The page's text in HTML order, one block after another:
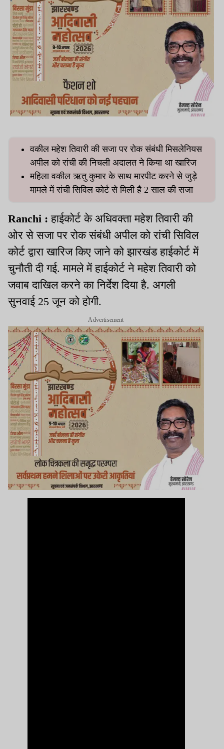
वकील महेश तिवारी की सजा पर रोक संबंधी मिसलेनियस
अपील को रांची की निचली अदालत ने किया था खारिज
महिला वकील ऋतु कुमार के साथ मारपीट करने से जुड़े
मामले में रांची सिविल कोर्ट से मिली है 2 साल की सजा
Ranchi :हाईकोर्ट के अधिवक्ता महेश तिवारी की
ओर से सजा पर रोक संबंधी अपील को रांची सिविल
कोर्ट द्वारा खारिज किए जाने को झारखंड हाईकोर्ट में
चुनौती दी गई. मामले में हाईकोर्ट ने महेश तिवारी को
जवाब दाखिल करने का निर्देश दिया है. अगली
सुनवाई 25 जून को होगी.
Advertisement